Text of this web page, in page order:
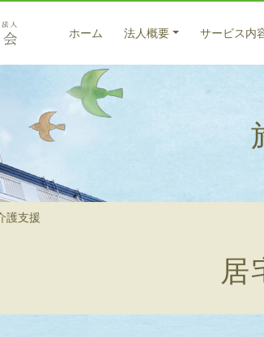
ホーム 法人概要 サービス内
翡翠（ヒスイ）
サービス
特別養護老人
グループホーム
グループホーム
グループホーム
護支援
居